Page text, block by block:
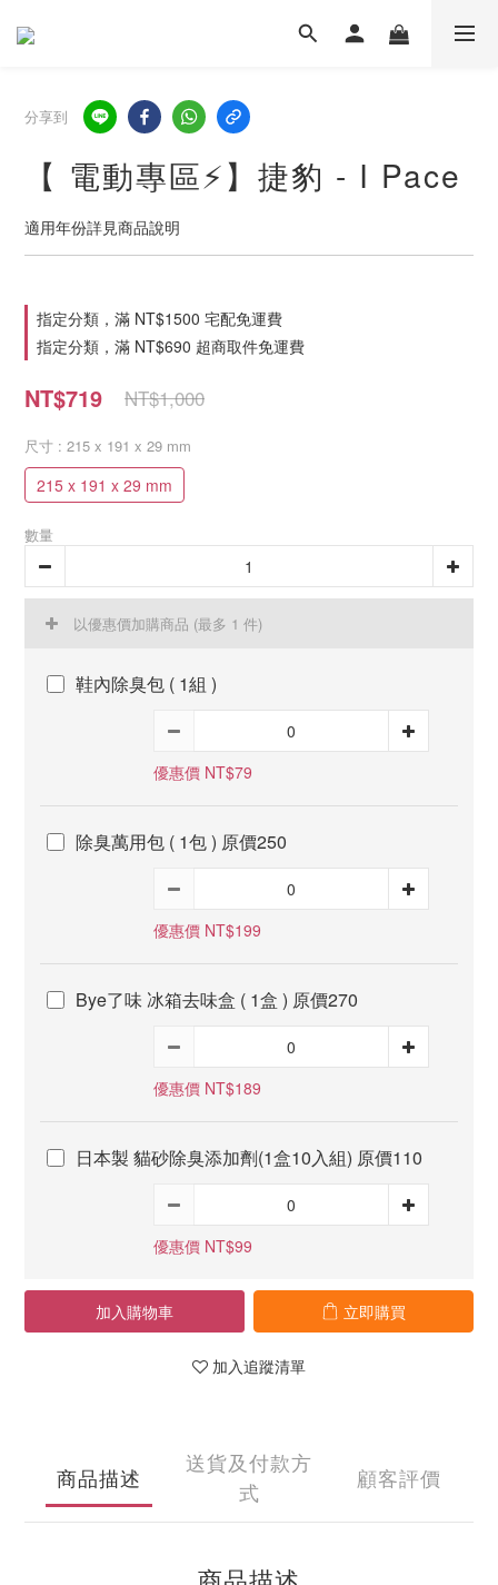
分享到
【 電動專區⚡】捷豹 - I Pace
適用年份詳見商品說明
指定分類，滿 NT$1500 宅配免運費
指定分類，滿 NT$690 超商取件免運費
NT$719 NT$1,000
尺寸 : 215 x 191 x 29 mm
215 x 191 x 29 mm
數量
以優惠價加購商品 (最多 1 件)
鞋內除臭包 ( 1組 )
優惠價 NT$79
除臭萬用包 ( 1包 ) 原價250
優惠價 NT$199
Bye了味 冰箱去味盒 ( 1盒 ) 原價270
優惠價 NT$189
日本製 貓砂除臭添加劑(1盒10入組) 原價110
優惠價 NT$99
加入購物車 立即購買
加入追蹤清單
商品描述
送貨及付款方
式
顧客評價